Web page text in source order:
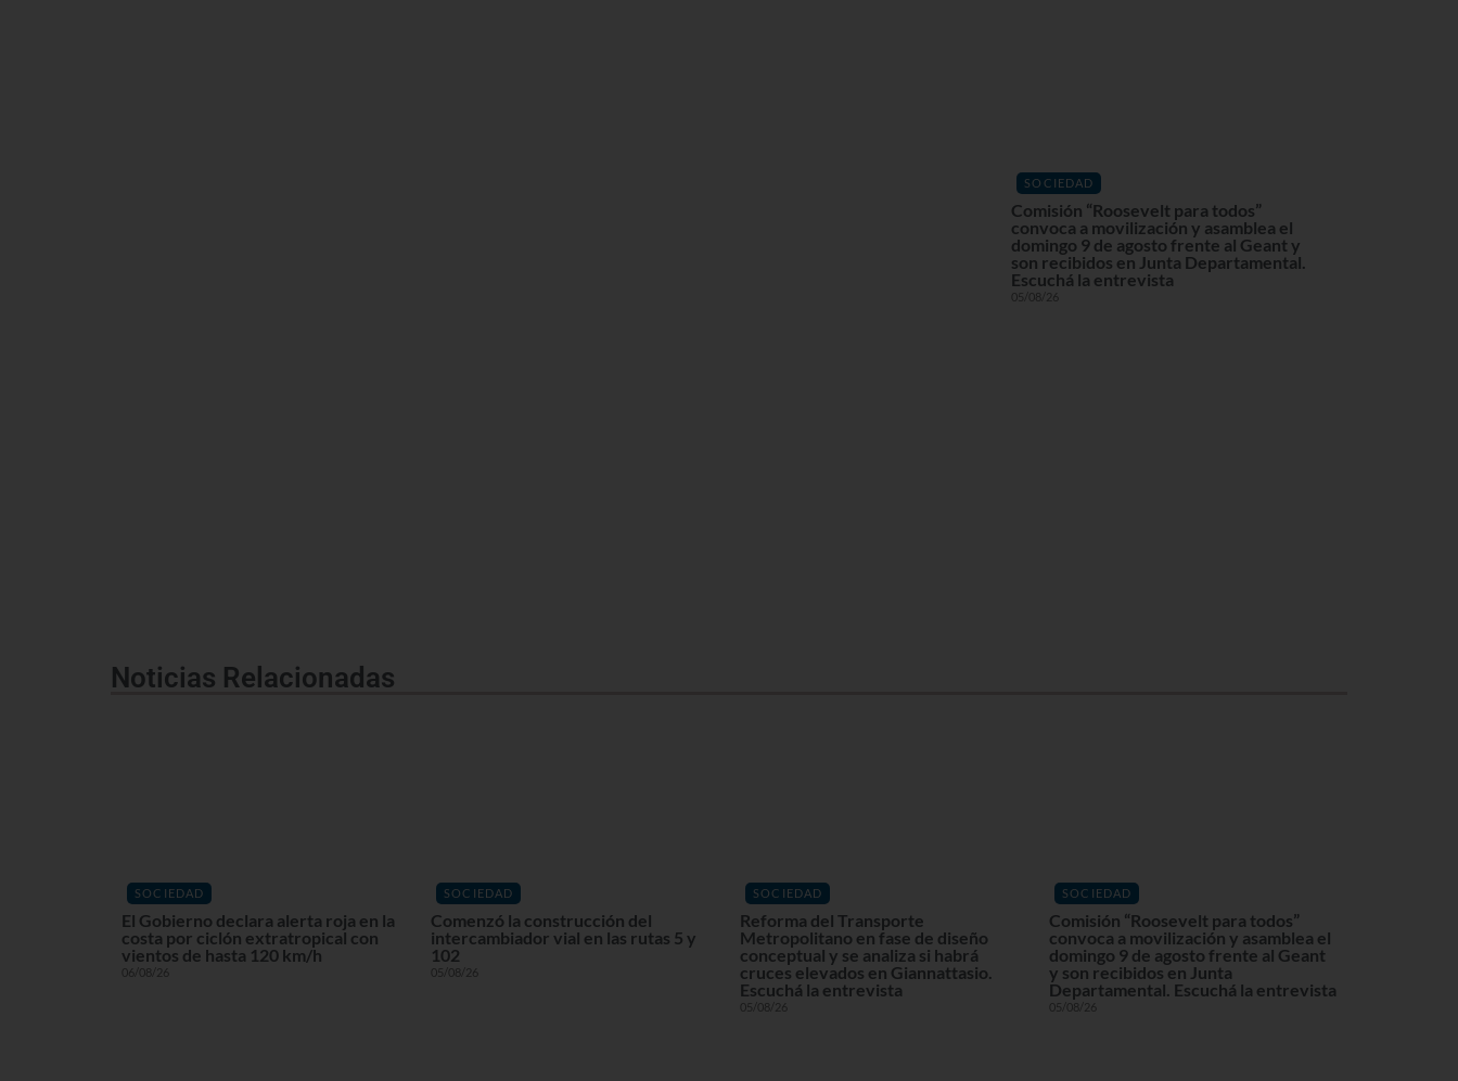
SOCIEDAD
Comisión “Roosevelt para todos”
convoca a movilización y asamblea el
domingo 9 de agosto frente al Geant y
son recibidos en Junta Departamental.
Escuchá la entrevista
05/08/26
Noticias Relacionadas
SOCIEDAD
El Gobierno declara alerta roja en la
costa por ciclón extratropical con
vientos de hasta 120 km/h
06/08/26
SOCIEDAD
Comenzó la construcción del
intercambiador vial en las rutas 5 y
102
05/08/26
SOCIEDAD
Reforma del Transporte
Metropolitano en fase de diseño
conceptual y se analiza si habrá
cruces elevados en Giannattasio.
Escuchá la entrevista
05/08/26
SOCIEDAD
Comisión “Roosevelt para todos”
convoca a movilización y asamblea el
domingo 9 de agosto frente al Geant
y son recibidos en Junta
Departamental. Escuchá la entrevista
05/08/26